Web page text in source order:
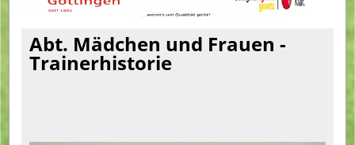
Service
Abt. Mädchen und Frauen -
Trainerhistorie